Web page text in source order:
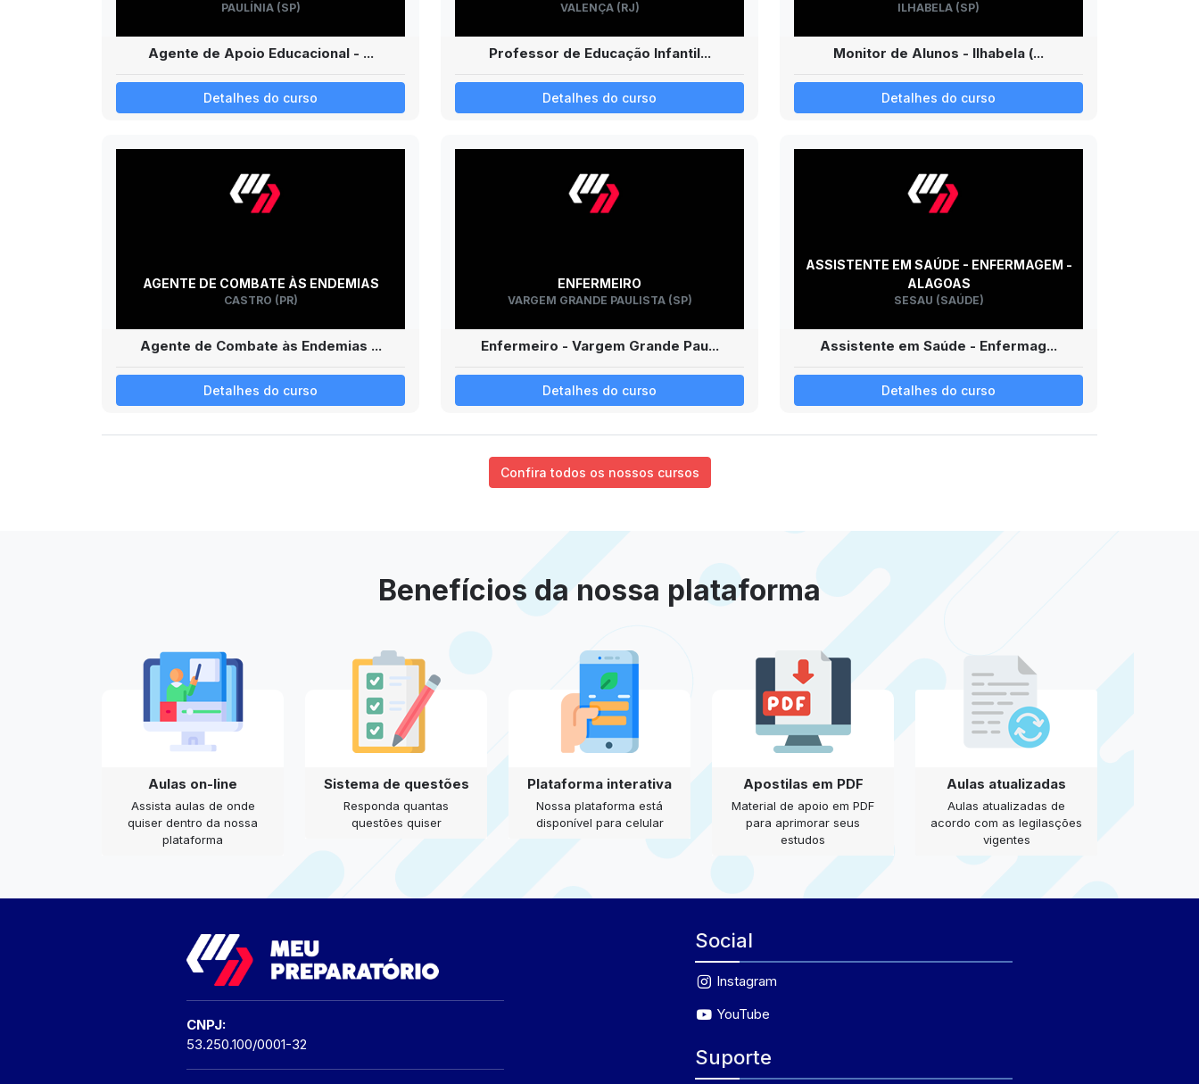
PAULÍNIA (SP)
Agente de Apoio Educacional - ...
Detalhes do curso
VALENÇA (RJ)
Professor de Educação Infantil...
Detalhes do curso
ILHABELA (SP)
Monitor de Alunos - Ilhabela (...
Detalhes do curso
AGENTE DE COMBATE ÀS ENDEMIAS
CASTRO (PR)
Agente de Combate às Endemias ...
Detalhes do curso
ENFERMEIRO
VARGEM GRANDE PAULISTA (SP)
Enfermeiro - Vargem Grande Pau...
Detalhes do curso
ASSISTENTE EM SAÚDE - ENFERMAGEM -
ALAGOAS
SESAU (SAÚDE)
Assistente em Saúde - Enfermag...
Detalhes do curso
Confira todos os nossos cursos
Benefícios da nossa plataforma
Aulas on-line
Assista aulas de onde
quiser dentro da nossa
plataforma
Sistema de questões
Responda quantas
questões quiser
Plataforma interativa
Nossa plataforma está
disponível para celular
Apostilas em PDF
Material de apoio em PDF
para aprimorar seus
estudos
Aulas atualizadas
Aulas atualizadas de
acordo com as legilasções
vigentes
CNPJ:
53.250.100/0001-32
Social
Instagram
YouTube
Suporte